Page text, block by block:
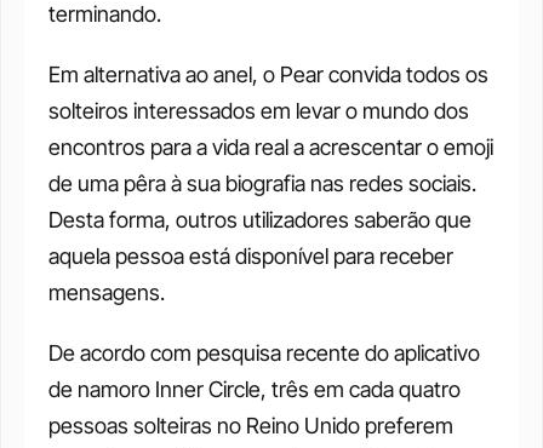
terminando.
Em alternativa ao anel, o Pear convida todos os
solteiros interessados em levar o mundo dos
encontros para a vida real a acrescentar o emoji
de uma pêra à sua biografia nas redes sociais.
Desta forma, outros utilizadores saberão que
aquela pessoa está disponível para receber
mensagens.
De acordo com pesquisa recente do aplicativo
de namoro Inner Circle, três em cada quatro
pessoas solteiras no Reino Unido preferem